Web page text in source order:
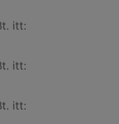
itt:
itt:
itt: